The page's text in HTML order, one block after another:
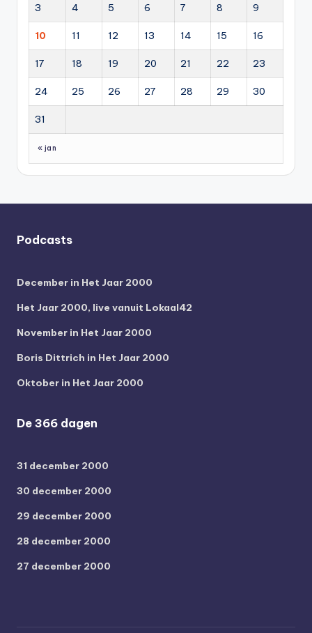
3 4 5 6 7 8 9
10 11 12 13 14 15 16
17 18 19 20 21 22 23
24 25 26 27 28 29 30
31
« jan
Podcasts
December in Het Jaar 2000
Het Jaar 2000, live vanuit Lokaal42
November in Het Jaar 2000
Boris Dittrich in Het Jaar 2000
Oktober in Het Jaar 2000
De 366 dagen
31 december 2000
30 december 2000
29 december 2000
28 december 2000
27 december 2000